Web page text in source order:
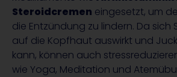
Steroidcremen eingesetzt, um
die Entzündung zu lindern. Da sich
auf die Kopfhaut auswirkt und
kann, können auch
wie Yoga, Meditation und